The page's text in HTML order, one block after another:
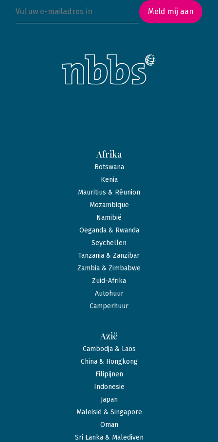
Meld mij aan
Afrika
Botswana
Kenia
Mauritius & Réunion
Mozambique
Namibië
Oeganda & Rwanda
Seychellen
Tanzania & Zanzibar
Zambia & Zimbabwe
Zuid-Afrika
Autohuur
Camperhuur
Azië
Cambodja & Laos
China & Hongkong
Filipijnen
Indonesië
Japan
Maleisië & Singapore
Oman
Sri Lanka & Malediven